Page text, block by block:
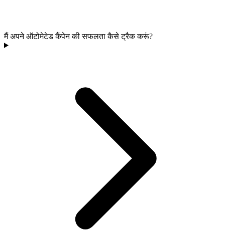
मैं अपने ऑटोमेटेड कैंपेन की सफलता कैसे ट्रैक करूं?